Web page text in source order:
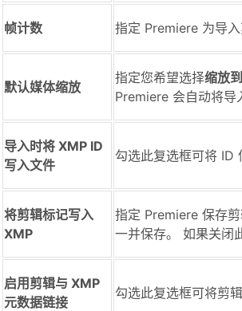
帧计数 指定 Premiere 为导入
默认媒体缩放
指定您希望选择缩放
Premiere 会自动将导
导入时将 XMP ID
写入文件
勾选此复选框可将 ID
将剪辑标记写入
XMP
指定 Premiere 保存
一并保存。 如果关闭
启用剪辑与 XMP
元数据链接
勾选此复选框可将剪